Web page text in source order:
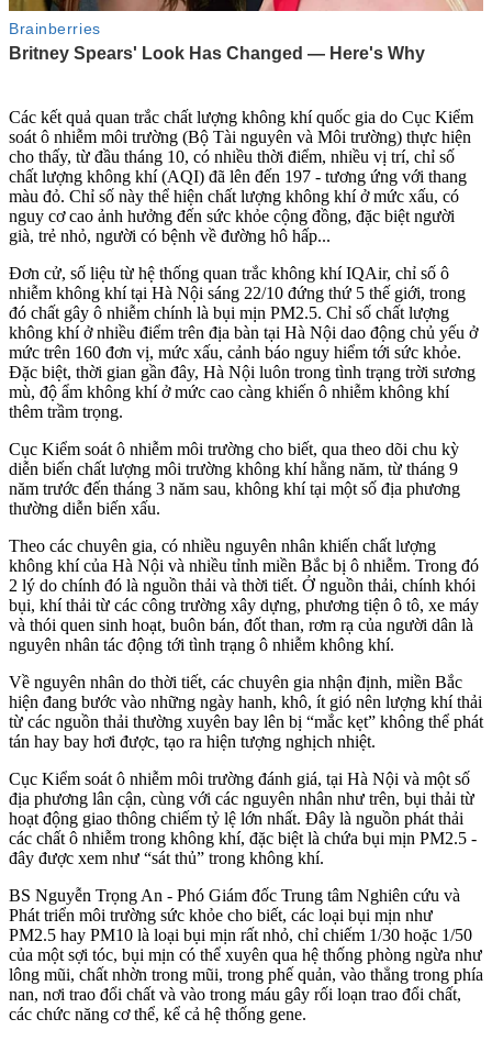
Các kết quả quan trắc chất lượng không khí quốc gia do Cục Kiểm
soát ô nhiễm môi trường (Bộ Tài nguyên và Môi trường) thực hiện
cho thấy, từ đầu tháng 10, có nhiều thời điểm, nhiều vị trí, chỉ số
chất lượng không khí (AQI) đã lên đến 197 - tương ứng với thang
màu đỏ. Chỉ số này thể hiện chất lượng không khí ở mức xấu, có
nguy cơ cao ảnh hưởng đến sức khỏe cộng đồng, đặc biệt người
già, trẻ nhỏ, người có bệnh về đường hô hấp...
Đơn cử, số liệu từ hệ thống quan trắc không khí IQAir, chỉ số ô
nhiễm không khí tại Hà Nội sáng 22/10 đứng thứ 5 thế giới, trong
đó chất gây ô nhiễm chính là bụi mịn PM2.5. Chỉ số chất lượng
không khí ở nhiều điểm trên địa bàn tại Hà Nội dao động chủ yếu ở
mức trên 160 đơn vị, mức xấu, cảnh báo nguy hiểm tới sức khỏe.
Đặc biệt, thời gian gần đây, Hà Nội luôn trong tình trạng trời sương
mù, độ ẩm không khí ở mức cao càng khiến ô nhiễm không khí
thêm trầm trọng.
Cục Kiểm soát ô nhiễm môi trường cho biết, qua theo dõi chu kỳ
diễn biến chất lượng môi trường không khí hằng năm, từ tháng 9
năm trước đến tháng 3 năm sau, không khí tại một số địa phương
thường diễn biến xấu.
Theo các chuyên gia, có nhiều nguyên nhân khiến chất lượng
không khí của Hà Nội và nhiều tỉnh miền Bắc bị ô nhiễm. Trong đó
2 lý do chính đó là nguồn thải và thời tiết. Ở nguồn thải, chính khói
bụi, khí thải từ các công trường xây dựng, phương tiện ô tô, xe máy
và thói quen sinh hoạt, buôn bán, đốt than, rơm rạ của người dân là
nguyên nhân tác động tới tình trạng ô nhiễm không khí.
Về nguyên nhân do thời tiết, các chuyên gia nhận định, miền Bắc
hiện đang bước vào những ngày hanh, khô, ít gió nên lượng khí thải
từ các nguồn thải thường xuyên bay lên bị “mắc kẹt” không thể phát
tán hay bay hơi được, tạo ra hiện tượng nghịch nhiệt.
Cục Kiểm soát ô nhiễm môi trường đánh giá, tại Hà Nội và một số
địa phương lân cận, cùng với các nguyên nhân như trên, bụi thải từ
hoạt động giao thông chiếm tỷ lệ lớn nhất. Đây là nguồn phát thải
các chất ô nhiễm trong không khí, đặc biệt là chứa bụi mịn PM2.5 -
đây được xem như “sát thủ” trong không khí.
BS Nguyễn Trọng An - Phó Giám đốc Trung tâm Nghiên cứu và
Phát triển môi trường sức khỏe cho biết, các loại bụi mịn như
PM2.5 hay PM10 là loại bụi mịn rất nhỏ, chỉ chiếm 1/30 hoặc 1/50
của một sợi tóc, bụi mịn có thể xuyên qua hệ thống phòng ngừa như
lông mũi, chất nhờn trong mũi, trong phế quản, vào thẳng trong phía
nan, nơi trao đổi chất và vào trong máu gây rối loạn trao đổi chất,
các chức năng c‌ơ th‌ể, kể cả hệ thống gene.